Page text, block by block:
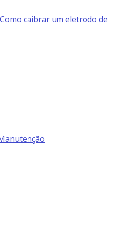
Como caibrar um eletrodo de